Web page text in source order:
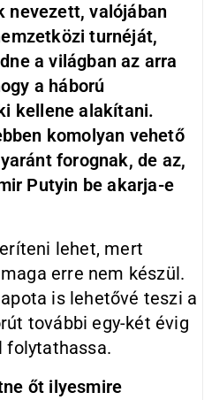
nevezett, valójában
turnéját,
a világban az arra
a háború
kellene alakítani.
komolyan vehető
forognak, de az,
Putyin be akarja-e
lehet, mert
erre nem készül.
is lehetővé teszi a
további egy-két évig
folytathassa.
őt ilyesmire